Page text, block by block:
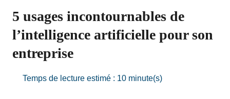
5 usages incontournables de
l’intelligence artificielle pour son
entreprise
Temps de lecture estimé : 10 minute(s)